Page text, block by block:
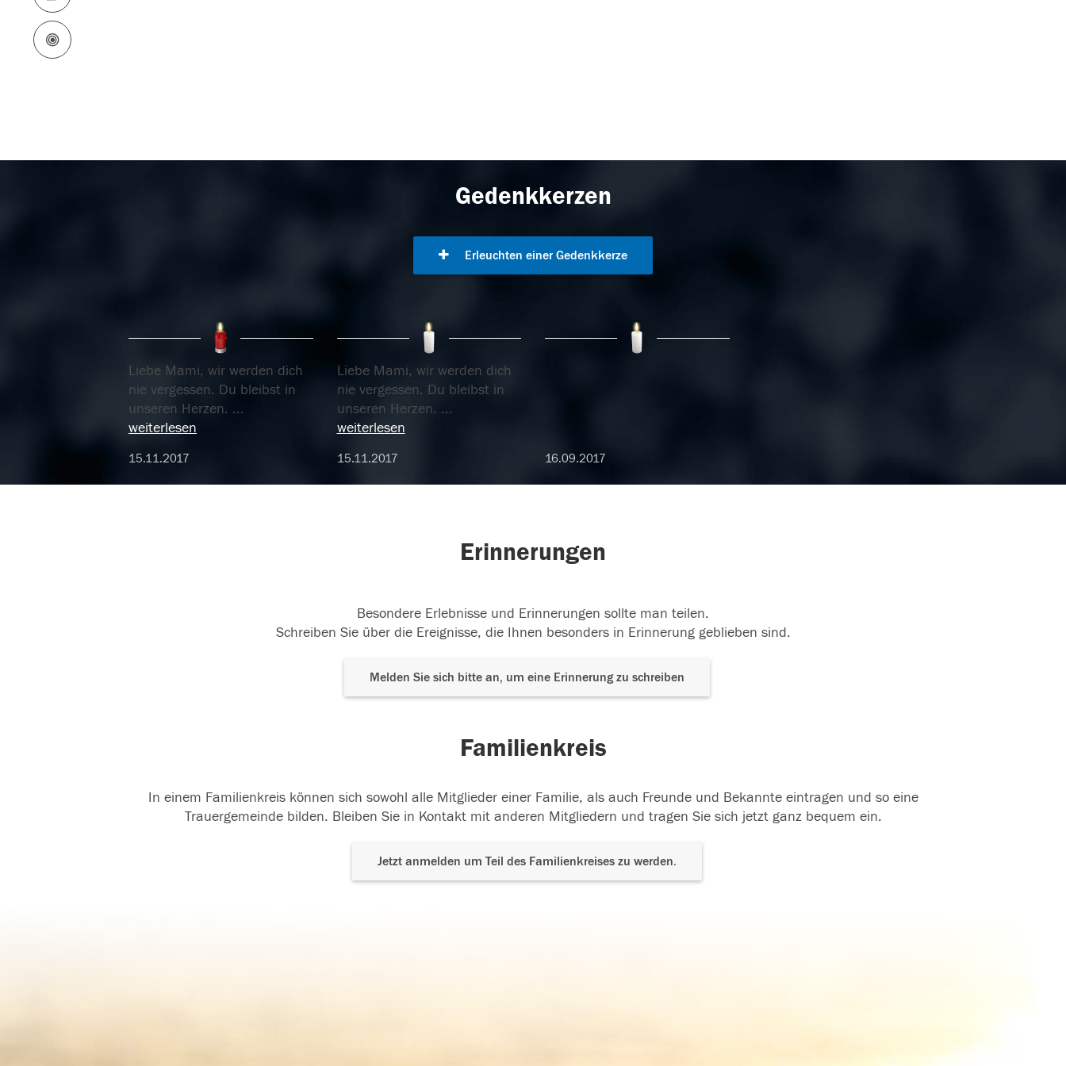
Gedenkkerzen
Erleuchten einer Gedenkkerze
Liebe Mami, wir werden dich
nie vergessen. Du bleibst in
unseren Herzen. ...
weiterlesen
15.11.2017
Liebe Mami, wir werden dich
nie vergessen. Du bleibst in
unseren Herzen. ...
weiterlesen
15.11.2017 16.09.2017
Erinnerungen
Besondere Erlebnisse und Erinnerungen sollte man teilen.
Schreiben Sie über die Ereignisse, die Ihnen besonders in Erinnerung geblieben sind.
Melden Sie sich bitte an, um eine Erinnerung zu schreiben
Familienkreis
In einem Familienkreis können sich sowohl alle Mitglieder einer Familie, als auch Freunde und Bekannte eintragen und so eine
Trauergemeinde bilden. Bleiben Sie in Kontakt mit anderen Mitgliedern und tragen Sie sich jetzt ganz bequem ein.
Jetzt anmelden um Teil des Familienkreises zu werden.